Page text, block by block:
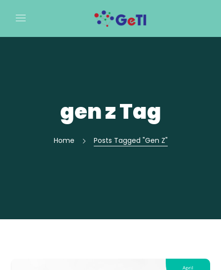
gen z Tag
Home Posts Tagged "gen Z"
April